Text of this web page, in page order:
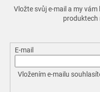
Vložte svůj e-mail a my
produktech
E-mail
Vložením e-mailu